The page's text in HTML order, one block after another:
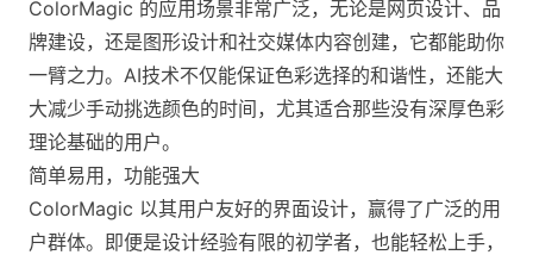
ColorMagic 的应用场景非常广泛，无论是网页设计、品
牌建设，还是图形设计和社交媒体内容创建，它都能助你
一臂之力。AI技术不仅能保证色彩选择的和谐性，还能大
大减少手动挑选颜色的时间，尤其适合那些没有深厚色彩
理论基础的用户。
简单易用，功能强大
ColorMagic 以其用户友好的界面设计，赢得了广泛的用
户群体。即便是设计经验有限的初学者，也能轻松上手，